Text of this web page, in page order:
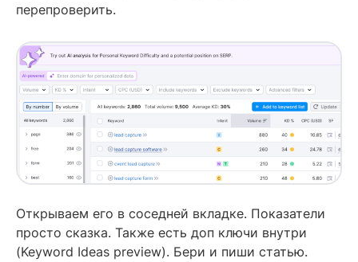
перепроверить.
Открываем его в соседней вкладке. Показатели
просто сказка. Также есть доп ключи внутри
(Keyword Ideas preview). Бери и пиши статью.